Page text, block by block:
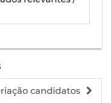
candidatos